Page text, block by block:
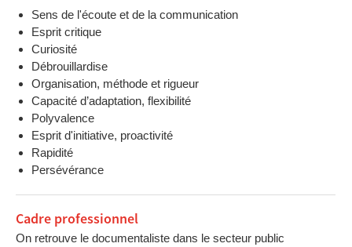
Sens de l'écoute et de la communication
Esprit critique
Curiosité
Débrouillardise
Organisation, méthode et rigueur
Capacité d’adaptation, flexibilité
Polyvalence
Esprit d'initiative, proactivité
Rapidité
Persévérance
Cadre professionnel
On retrouve le documentaliste dans le secteur public